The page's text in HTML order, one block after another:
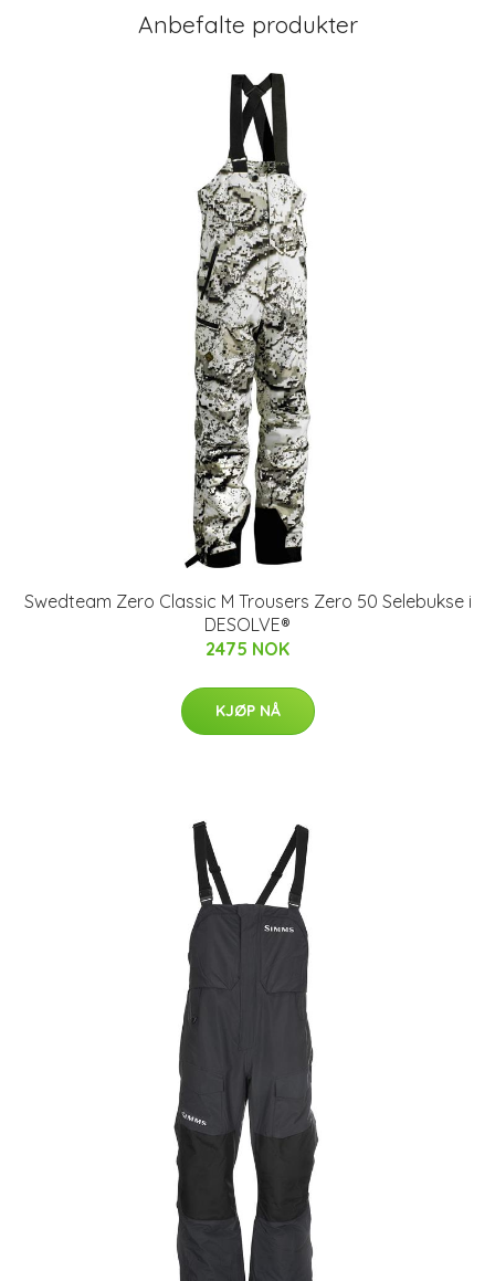
Anbefalte produkter
Swedteam Zero Classic M Trousers Zero 50 Selebukse i
DESOLVE®
2475 NOK
KJØP NÅ